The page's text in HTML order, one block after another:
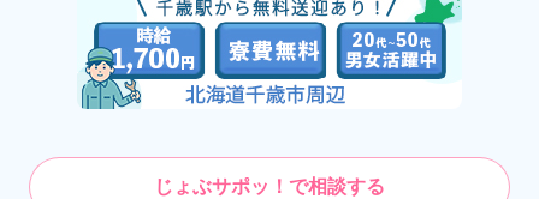
じょぶサポッ！で相談する